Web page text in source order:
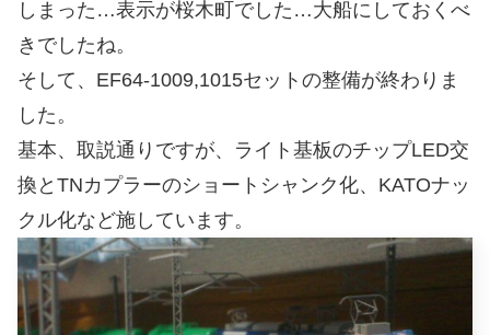
しまった…表示が桜木町でした…大船にしておくべ
きでしたね。
そして、EF64-1009,1015セットの整備が終わりま
した。
基本、取説通りですが、ライト基板のチップLED交
換とTNカプラーのショートシャンク化、KATOナッ
クル化など施しています。